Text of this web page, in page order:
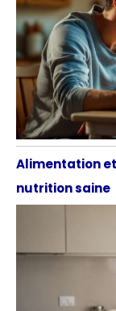
Alimentation
nutrition saine